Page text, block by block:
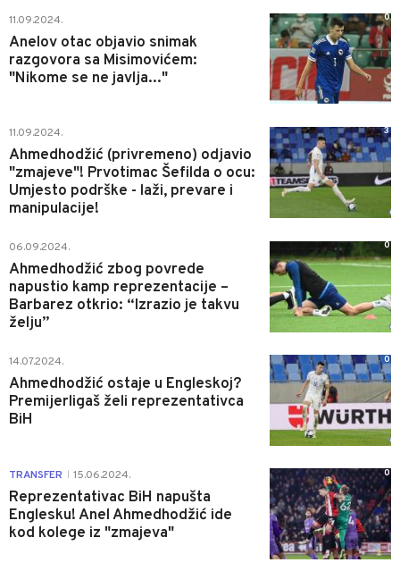
11.09.2024.
Anelov otac objavio snimak
razgovora sa Misimovićem:
"Nikome se ne javlja..."
0
11.09.2024.
Ahmedhodžić (privremeno) odjavio
"zmajeve"! Prvotimac Šefilda o ocu:
Umjesto podrške - laži, prevare i
manipulacije!
3
06.09.2024.
Ahmedhodžić zbog povrede
napustio kamp reprezentacije –
Barbarez otkrio: “Izrazio je takvu
želju”
0
14.07.2024.
Ahmedhodžić ostaje u Engleskoj?
Premijerligaš želi reprezentativca
BiH
0
TRANSFER 15.06.2024.
Reprezentativac BiH napušta
Englesku! Anel Ahmedhodžić ide
kod kolege iz "zmajeva"
0